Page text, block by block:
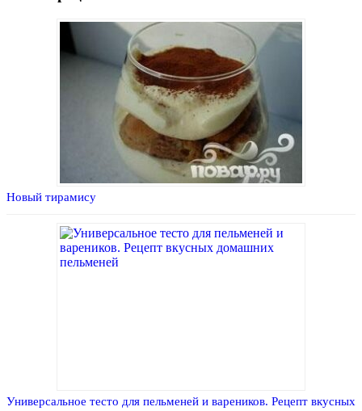
Новый тирамису
Универсальное тесто для пельменей и вареников. Рецепт вкусных